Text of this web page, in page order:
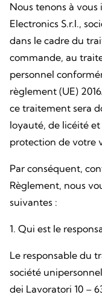
Nous tenons à
Electronics S.r.l.,
dans le cadre du
commande, au
personnel
règlement (UE)
ce traitement sera
loyauté, de licéité
protection de votre
Par conséquent,
Règlement, nous
suivantes :
1. Qui est le
Le responsable du
société
dei Lavoratori 10 –